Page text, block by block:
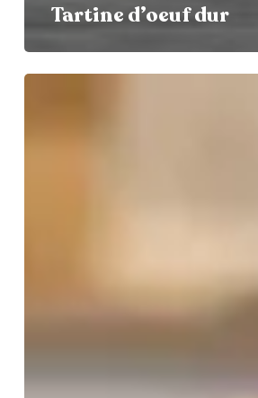
Tartine d’oeuf dur